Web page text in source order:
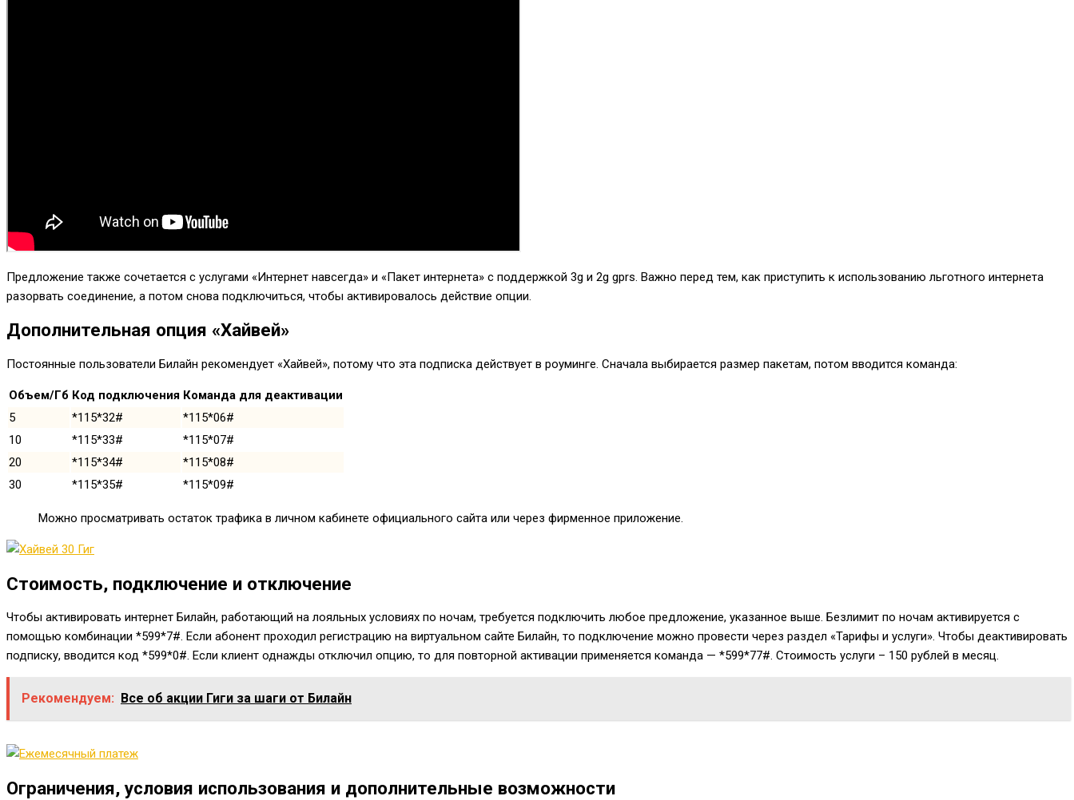
Предложение также сочетается с услугами «Интернет навсегда» и «Пакет интернета» с поддержкой 3g и 2g gprs. Важно перед тем, как приступить к использованию льготного интернета
разорвать соединение, а потом снова подключиться, чтобы активировалось действие опции.
Дополнительная опция «Хайвей»
Постоянные пользователи Билайн рекомендует «Хайвей», потому что эта подписка действует в роуминге. Сначала выбирается размер пакетам, потом вводится команда:
Объем/Гб Код подключения Команда для деактивации
5
*115*32#
*115*06#
10
*115*33#
*115*07#
20
*115*34#
*115*08#
30
*115*35# *115*09#
Можно просматривать остаток трафика в личном кабинете официального сайта или через фирменное приложение.
Стоимость, подключение и отключение
Чтобы активировать интернет Билайн, работающий на лояльных условиях по ночам, требуется подключить любое предложение, указанное выше. Безлимит по ночам активируется с
помощью комбинации *599*7#. Если абонент проходил регистрацию на виртуальном сайте Билайн, то подключение можно провести через раздел «Тарифы и услуги». Чтобы деактивировать
подписку, вводится код *599*0#. Если клиент однажды отключил опцию, то для повторной активации применяется команда — *599*77#. Стоимость услуги – 150 рублей в месяц.
Рекомендуем: Все об акции Гиги за шаги от Билайн
Ограничения, условия использования и дополнительные возможности